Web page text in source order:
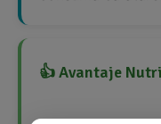
👍 Avantaje